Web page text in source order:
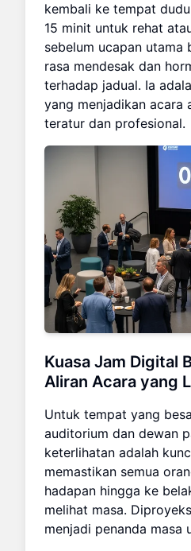
kembali ke tempat
15 minit untuk rehat
sebelum ucapan utama
rasa mendesak dan
terhadap jadual. Ia
yang menjadikan acara
teratur dan profesional.
Kuasa Jam Digital
Aliran Acara yang
Untuk tempat yang
auditorium dan dewan
keterlihatan adalah
memastikan semua
hadapan hingga ke
melihat masa.
menjadi penanda masa